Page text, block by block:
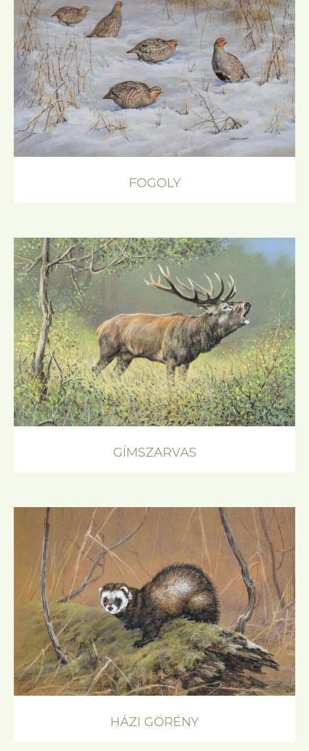
FOGOLY
GÍMSZARVAS
HÁZI GÖRÉNY